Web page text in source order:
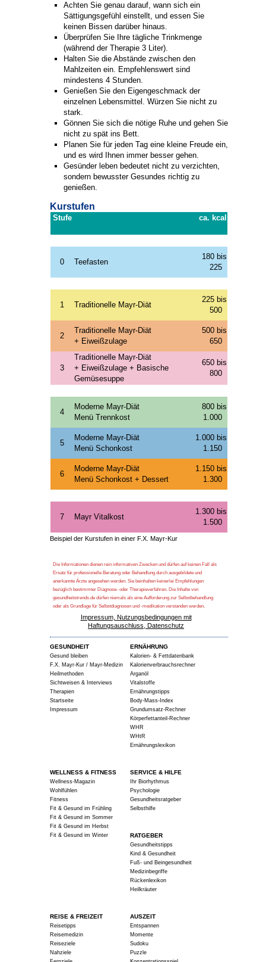
Achten Sie genau darauf, wann sich ein
Sättigungsgefühl einstellt, und essen Sie
keinen Bissen darüber hinaus.
Überprüfen Sie Ihre tägliche Trinkmenge
(während der Therapie 3 Liter).
Halten Sie die Abstände zwischen den
Mahlzeiten ein. Empfehlenswert sind
mindestens 4 Stunden.
Genießen Sie den Eigengeschmack der
einzelnen Lebensmittel. Würzen Sie nicht zu
stark.
Gönnen Sie sich die nötige Ruhe und gehen Sie
nicht zu spät ins Bett.
Planen Sie für jeden Tag eine kleine Freude ein,
und es wird Ihnen immer besser gehen.
Gesünder leben bedeutet nicht zu verzichten,
sondern bewusster Gesundes richtig zu
genießen.
Kurstufen
Stufe ca. kcal
0 Teefasten
180 bis
225
1 Traditionelle Mayr-Diät
225 bis
500
2
Traditionelle Mayr-Diät
+ Eiweißzulage
500 bis
650
3
Traditionelle Mayr-Diät
+ Eiweißzulage + Basische
Gemüsesuppe
650 bis
800
4
Moderne Mayr-Diät
Menü Trennkost
800 bis
1.000
5
Moderne Mayr-Diät
Menü Schonkost
1.000 bis
1.150
6
Moderne Mayr-Diät
Menü Schonkost + Dessert
1.150 bis
1.300
7 Mayr Vitalkost
1.300 bis
1.500
Beispiel der Kurstufen in einer F.X. Mayr-Kur
Die Informationen dienen rein informativen Zwecken und dürfen auf keinen Fall als
Ersatz für professionelle Beratung oder Behandlung durch ausgebildete und
anerkannte Ärzte angesehen werden. Sie beinhalten keinerlei Empfehlungen
bezüglich bestimmter Diagnose- oder Therapieverfahren. Die Inhalte von
gesundheitstrends.de dürfen niemals als eine Aufforderung zur Selbstbehandlung
oder als Grundlage für Selbstdiagnosen und -medikation verstanden werden.
Impressum, Nutzungsbedingungen mit
Haftungsauschluss, Datenschutz
GESUNDHEIT
Gesund bleiben
F.X. Mayr-Kur / Mayr-Medizin
Heilmethoden
Sichtweisen & Interviews
Therapien
Startseite
Impressum
ERNÄHRUNG
Kalorien- & Fettdatenbank
Kalorienverbrauchsrechner
Arganöl
Vitalstoffe
Ernährungstipps
Body-Mass-Index
Grundumsatz-Rechner
Körperfettanteil-Rechner
WHR
WHtR
Ernährungslexikon
WELLNESS & FITNESS
Wellness-Magazin
Wohlfühlen
Fitness
Fit & Gesund im Frühling
Fit & Gesund im Sommer
Fit & Gesund im Herbst
Fit & Gesund im Winter
SERVICE & HILFE
Ihr Biorhythmus
Psychologie
Gesundheitsratgeber
Selbsthilfe
RATGEBER
Gesundheitstipps
Kind & Gesundheit
Fuß- und Beingesundheit
Medizinbegriffe
Rückenlexikon
Heilkräuter
REISE & FREIZEIT
Reisetipps
Reisemedizin
Reiseziele
Nahziele
AUSZEIT
Entspannen
Momente
Sudoku
Puzzle